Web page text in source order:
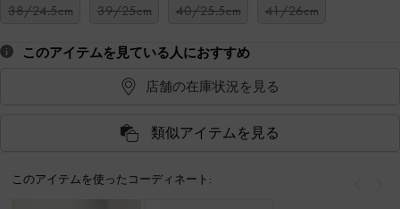
38/24.5cm 39/25cm 40/25.5cm 41/26cm
このアイテムを見ている人におすすめ
店舗の在庫状況を見る
類似アイテムを見る
このアイテムを使ったコーディネート: